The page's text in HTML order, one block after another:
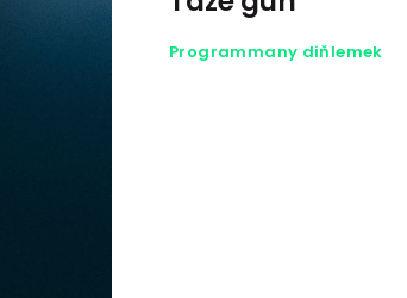
Programmany diňlemek